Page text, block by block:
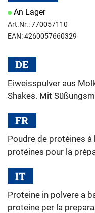
An Lager
Art.Nr.: 770057110
EAN: 4260057660329
DE
Eiweisspulver aus
Shakes. Mit
FR
Poudre de protéines
protéines pour la
IT
Proteine in polvere a
proteine per la